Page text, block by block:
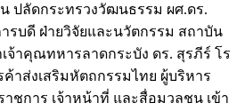
น ปลัดกระทรวงวัฒนธรรม ผศ.ดร.
รบดี ฝ่ายวิจัยและนวัตกรรม สถาบัน
จ้าคุณทหารลาดกระบัง ดร. สุรภีร์ โร
าส่งเสริมหัตถกรรมไทย ผู้บริหาร
ชการ เจ้าหน้าที่ และสื่อมวลชน เข้า